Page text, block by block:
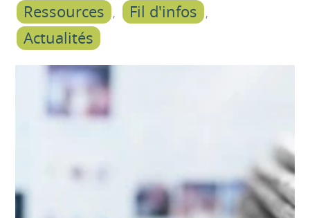
Ressources
Fil d'infos
Actualités